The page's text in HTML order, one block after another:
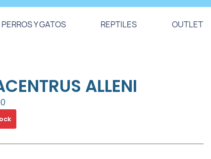
PERROS Y GATOS REPTILES OUTLET
ALLENI
0